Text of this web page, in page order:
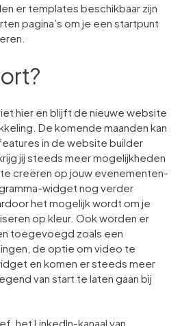
er templates beschikbaar zijn
pagina’s om je een startpunt
hier en blijft de nieuwe website
De komende maanden kan
in de website builder
jij steeds meer mogelijkheden
creëren op jouw evenementen-
widget nog verder
het mogelijk wordt om je
op kleur. Ook worden er
toegevoegd zoals een
de optie om video te
en komen er steeds meer
van start te laten gaan bij
het LinkedIn-kanaal van